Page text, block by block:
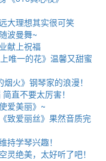
大理想其实很可笑
波曼舞~
献上祝福
唯一的花》温馨又甜蜜
火》钢琴家的浪漫！
直不要太厉害！
爱美丽》~
致爱丽丝》果然音质完
持学琴兴趣！
灵绝美，太好听了吧！